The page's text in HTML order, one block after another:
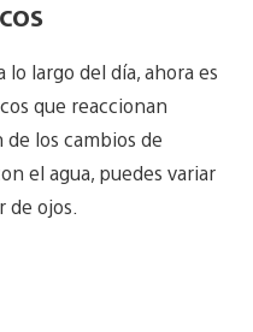
lo largo del día, ahora es
que reaccionan
los cambios de
el agua, puedes variar
ojos.